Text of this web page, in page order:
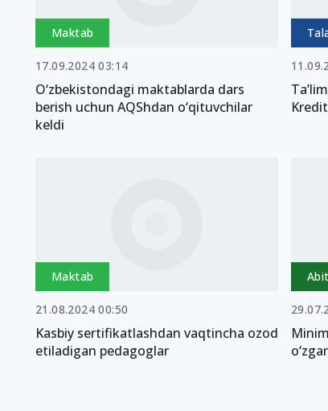
Maktab
17.09.2024 03:14
O‘zbekistondagi maktablarda dars
berish uchun AQShdan o‘qituvchilar
keldi
Maktab
21.08.2024 00:50
Kasbiy sertifikatlashdan vaqtincha ozod
etiladigan pedagoglar